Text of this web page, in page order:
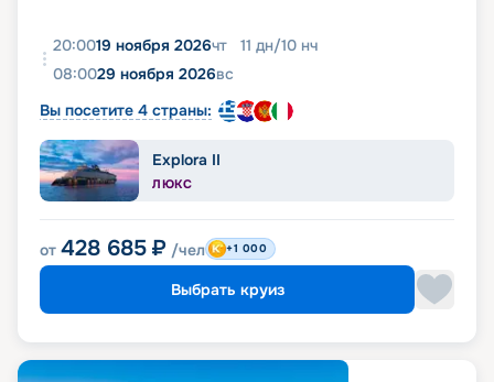
20:0019 ноября 2026чт 11 дн/10 нч
08:0029 ноября 2026вс
Вы посетите 4 страны:
Explora II
ЛЮКС
от 428 685 ₽ /чел +1 000
Выбрать круиз